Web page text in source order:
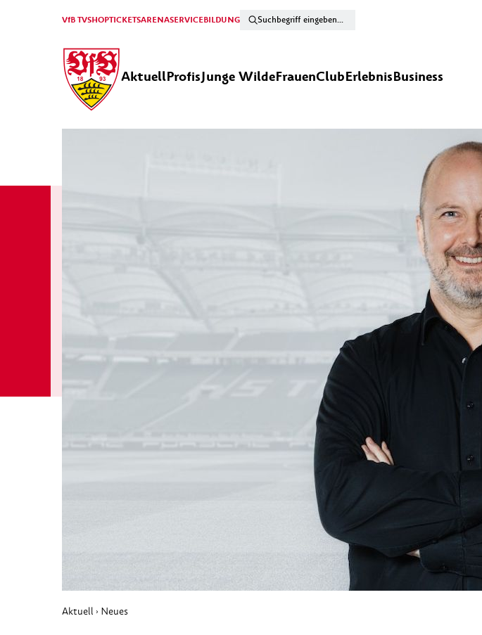
VfB TVSHOPTICKETSARENASERVICEBILDUNG
AktuellProfisJunge WildeFrauenClubErlebnisBusiness
Aktuell › Neues